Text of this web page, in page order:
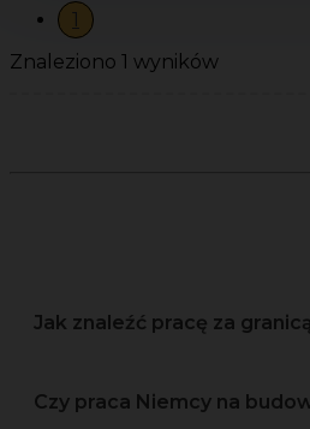
1
Znaleziono 1 wyników
Jak znaleźć pracę za
Czy praca Niemcy na